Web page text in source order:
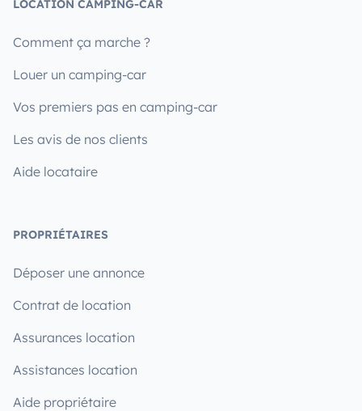
LOCATION CAMPING-CAR
Comment ça marche ?
Louer un camping-car
Vos premiers pas en camping-car
Les avis de nos clients
Aide locataire
PROPRIÉTAIRES
Déposer une annonce
Contrat de location
Assurances location
Assistances location
Aide propriétaire